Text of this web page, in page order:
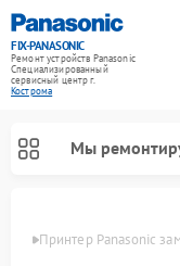
FIX-PANASONIC
Ремонт устройств Panasonic
Специализированный
cервисный центр г.
Кострома
Мы
Принтер Panasonic